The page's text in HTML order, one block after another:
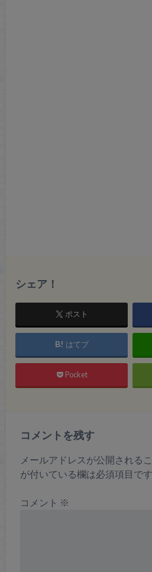
シェア！
ポスト
はてブ
Pocket
コメントを残す
メールアドレスが公開される
が付いている欄は必須項目です
コメント ※